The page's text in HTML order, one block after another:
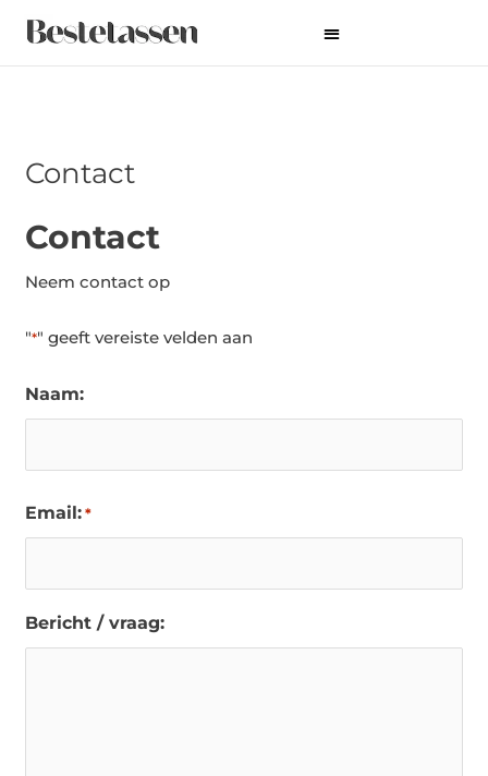
naar
de
Contact
Contact
Neem contact op
"*" geeft vereiste velden aan
Naam:
Voornaam
Email: *
Bericht / vraag: